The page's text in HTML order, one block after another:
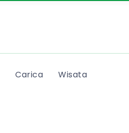
Carica Wisata